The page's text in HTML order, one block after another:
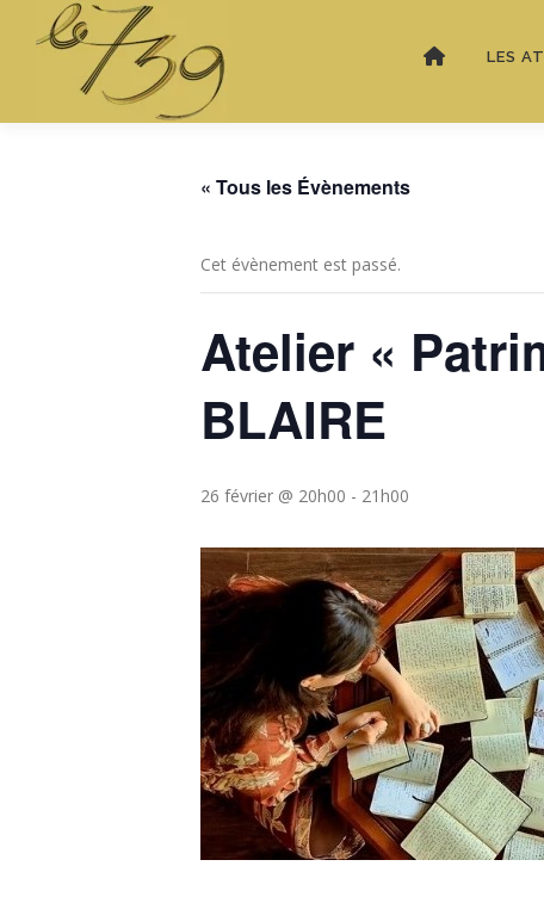
LES
« Tous les Évènements
Cet évènement est passé.
Atelier «
BLAIRE
26 février @ 20h00 - 21h00